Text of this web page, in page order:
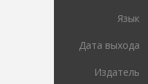
Язык
Дата выхода
Издатель